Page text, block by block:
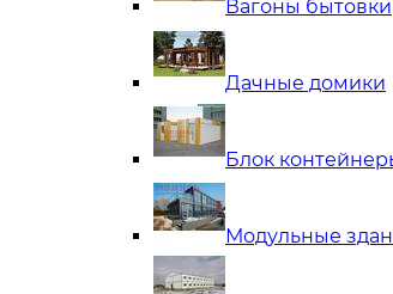
Вагоны бытовки
Дачные домики
Блок
Модульные